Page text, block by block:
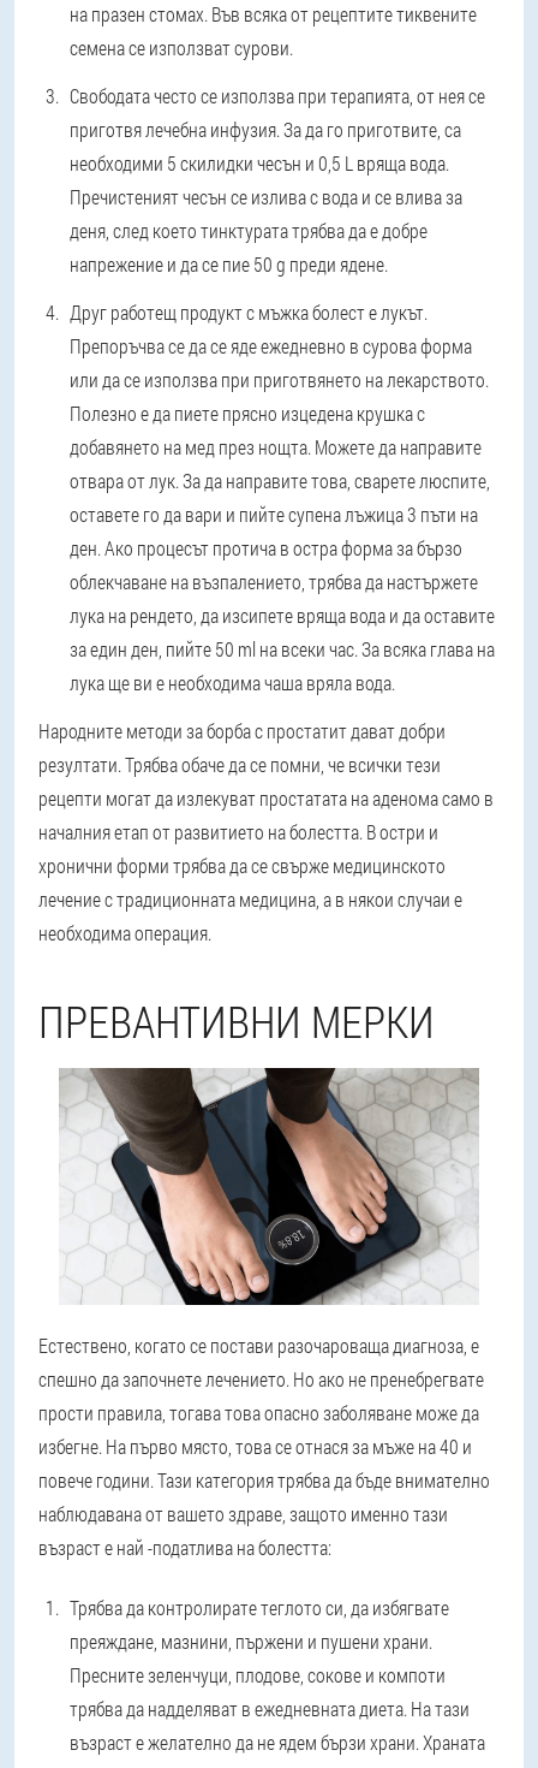
на празен стомах. Във всяка от рецептите тиквените
семена се използват сурови.
Свободата често се използва при терапията, от нея се
приготвя лечебна инфузия. За да го приготвите, са
необходими 5 скилидки чесън и 0,5 L вряща вода.
Пречистеният чесън се излива с вода и се влива за
деня, след което тинктурата трябва да е добре
напрежение и да се пие 50 g преди ядене.
Друг работещ продукт с мъжка болест е лукът.
Препоръчва се да се яде ежедневно в сурова форма
или да се използва при приготвянето на лекарството.
Полезно е да пиете прясно изцедена крушка с
добавянето на мед през нощта. Можете да направите
отвара от лук. За да направите това, сварете люспите,
оставете го да вари и пийте супена лъжица 3 пъти на
ден. Ако процесът протича в остра форма за бързо
облекчаване на възпалението, трябва да настържете
лука на рендето, да изсипете вряща вода и да оставите
за един ден, пийте 50 ml на всеки час. За всяка глава на
лука ще ви е необходима чаша вряла вода.
Народните методи за борба с простатит дават добри
резултати. Трябва обаче да се помни, че всички тези
рецепти могат да излекуват простатата на аденома само в
началния етап от развитието на болестта. В остри и
хронични форми трябва да се свърже медицинското
лечение с традиционната медицина, а в някои случаи е
необходима операция.
ПРЕВАНТИВНИ МЕРКИ
Естествено, когато се постави разочароваща диагноза, е
спешно да започнете лечението. Но ако не пренебрегвате
прости правила, тогава това опасно заболяване може да
избегне. На първо място, това се отнася за мъже на 40 и
повече години. Тази категория трябва да бъде внимателно
наблюдавана от вашето здраве, защото именно тази
възраст е най -податлива на болестта:
Трябва да контролирате теглото си, да избягвате
преяждане, мазнини, пържени и пушени храни.
Пресните зеленчуци, плодове, сокове и компоти
трябва да надделяват в ежедневната диета. На тази
възраст е желателно да не ядем бързи храни. Храната